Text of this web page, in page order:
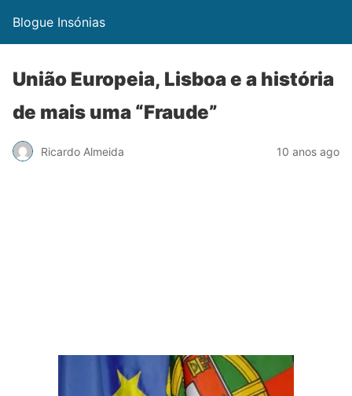
Blogue Insónias
União Europeia, Lisboa e a história
de mais uma “Fraude”
Ricardo Almeida 10 anos ago